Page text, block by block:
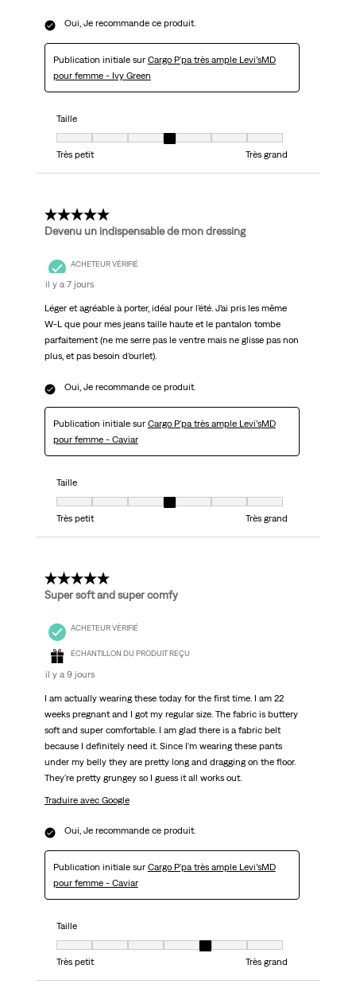
Oui, Je recommande ce produit.
Publication initiale sur Cargo P'pa très ample Levi’sMD
pour femme - Ivy Green
Taille
Taille, 4 sur 7, où 1 est égal à Très petit et 7 est égal à Très grand
Très petit
Très grand
5 étoile(s) sur 5.
Devenu un indispensable de mon dressing
ACHETEUR VÉRIFIÉ
il y a 7 jours
Léger et agréable à porter, idéal pour l’été. J’ai pris les même
W-L que pour mes jeans taille haute et le pantalon tombe
parfaitement (ne me serre pas le ventre mais ne glisse pas non
plus, et pas besoin d’ourlet).
Oui, Je recommande ce produit.
Publication initiale sur Cargo P'pa très ample Levi’sMD
pour femme - Caviar
Taille
Taille, 4 sur 7, où 1 est égal à Très petit et 7 est égal à Très grand
Très petit
Très grand
5 étoile(s) sur 5.
Super soft and super comfy
ACHETEUR VÉRIFIÉ
ÉCHANTILLON DU PRODUIT REÇU
il y a 9 jours
I am actually wearing these today for the first time. I am 22
weeks pregnant and I got my regular size. The fabric is buttery
soft and super comfortable. I am glad there is a fabric belt
because I definitely need it. Since I'm wearing these pants
under my belly they are pretty long and dragging on the floor.
They're pretty grungey so I guess it all works out.
Traduire avec Google
Oui, Je recommande ce produit.
Publication initiale sur Cargo P'pa très ample Levi’sMD
pour femme - Caviar
Taille
Taille, 5 sur 7, où 1 est égal à Très petit et 7 est égal à Très grand
Très petit
Très grand